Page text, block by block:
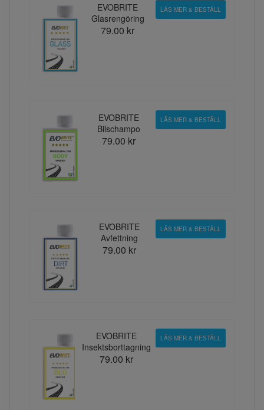
EVOBRITE
Glasrengöring
79.00 kr
LÄS MER & BESTÄLL
EVOBRITE
Bilschampo
79.00 kr
LÄS MER & BESTÄLL
EVOBRITE
Avfettning
79.00 kr
LÄS MER & BESTÄLL
EVOBRITE
Insektsborttagning
79.00 kr
LÄS MER & BESTÄLL